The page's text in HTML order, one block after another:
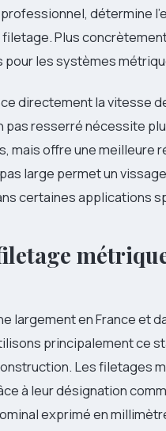
détermine
Plus
les systèmes
directement la vitesse
pas resserré nécessite
mais offre une meilleure
pas large permet un
certaines applications
largement en France et
principalement ce
Les filetages
à leur désignation
exprimé en